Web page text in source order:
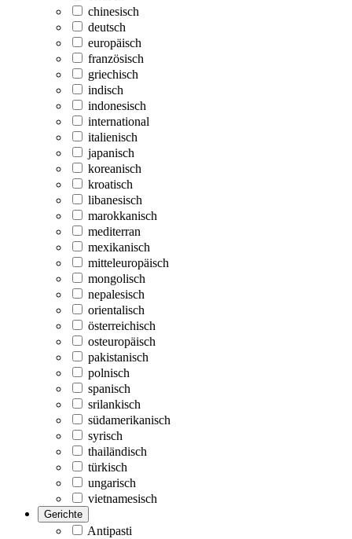
chinesisch
deutsch
europäisch
französisch
griechisch
indisch
indonesisch
international
italienisch
japanisch
koreanisch
kroatisch
libanesisch
marokkanisch
mediterran
mexikanisch
mitteleuropäisch
mongolisch
nepalesisch
orientalisch
österreichisch
osteuropäisch
pakistanisch
polnisch
spanisch
srilankisch
südamerikanisch
syrisch
thailändisch
türkisch
ungarisch
vietnamesisch
Gerichte
Antipasti